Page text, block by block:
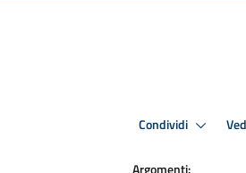
Condividi
Argomenti: